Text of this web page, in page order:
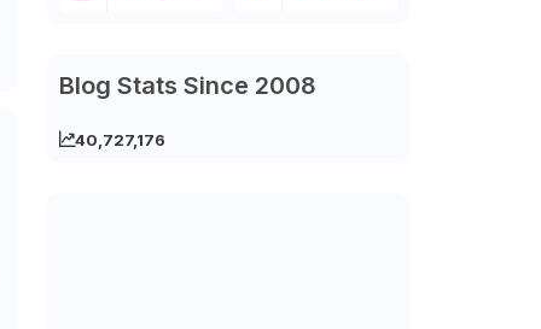
Blog Stats Since 2008
40,727,176